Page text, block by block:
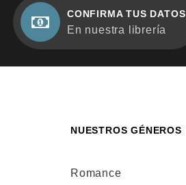
CONFIRMA TUS DATOS
En nuestra librería
NUESTROS GÉNEROS
Romance